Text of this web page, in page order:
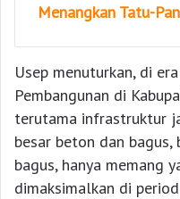
Menangkan Tatu-
Usep menuturkan, di
Pembangunan di
terutama infrastruktur
besar beton dan
bagus, hanya memang
dimaksimalkan di